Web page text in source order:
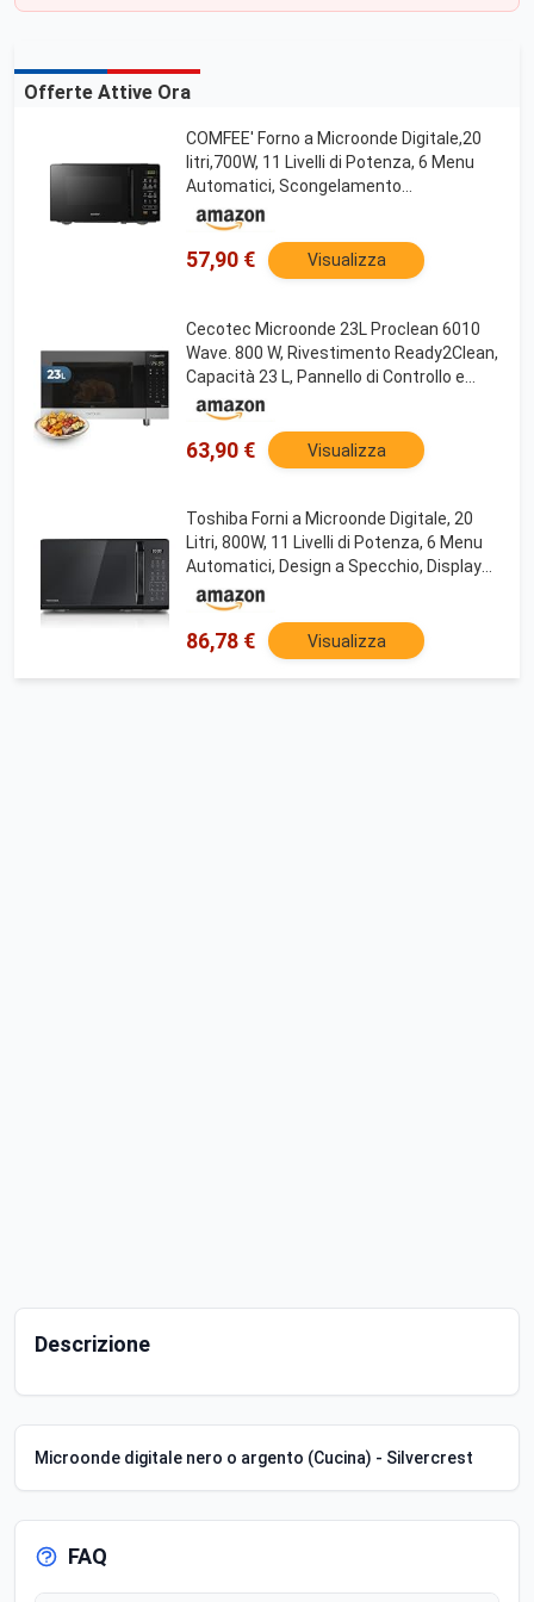
Offerte Attive Ora
COMFEE' Forno a Microonde Digitale,20
litri,700W, 11 Livelli di Potenza, 6 Menu
Automatici, Scongelamento
Rapido,Funzione di Memorizzazione,
Blocco Bambini, Piccolo per Cucine, Nero-
CMO-EM20L2NFPE(BK)
57,90 € Visualizza
Cecotec Microonde 23L Proclean 6010
Wave. 800 W, Rivestimento Ready2Clean,
Capacità 23 L, Pannello di Controllo e
Tecnologia 3DWave, Controllo Touch,
Nero
63,90 € Visualizza
Toshiba Forni a Microonde Digitale, 20
Litri, 800W, 11 Livelli di Potenza, 6 Menu
Automatici, Design a Specchio, Display
LED, Scongelamento Rapido, Ideale per
Pizza 9'', Color Nero-MW3-EM20PE(MB)
86,78 € Visualizza
Descrizione
Microonde digitale nero o argento (Cucina) - Silvercrest
FAQ